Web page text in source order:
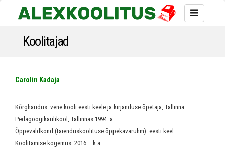
Koolitajad
Carolin Kadaja
Kõrgharidus: vene kooli eesti keele ja kirjanduse õpetaja, Tallinna
Pedagoogikaülikool, Tallinnas 1994. a.
Õppevaldkond (täienduskoolituse õppekavarühm): eesti keel
Koolitamise kogemus: 2016 – k.a.